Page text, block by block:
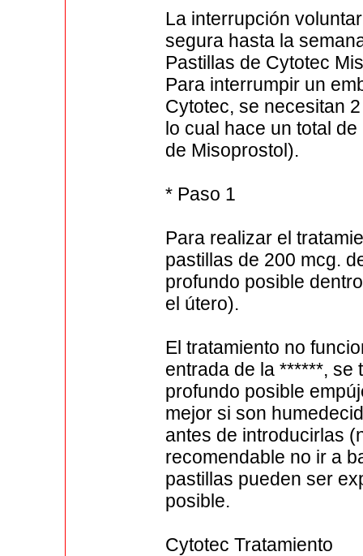
La interrupción
segura hasta la
Pastillas de Cytotec
Para interrumpir un
Cytotec, se necesitan
lo cual hace un total
de Misoprostol).
* Paso 1
Para realizar el
pastillas de 200 mcg.
profundo posible
el útero).
El tratamiento no
entrada de la ******, se
profundo posible
mejor si son
antes de introducirlas
recomendable no ir a
pastillas pueden ser
posible.
Cytotec Tratamiento